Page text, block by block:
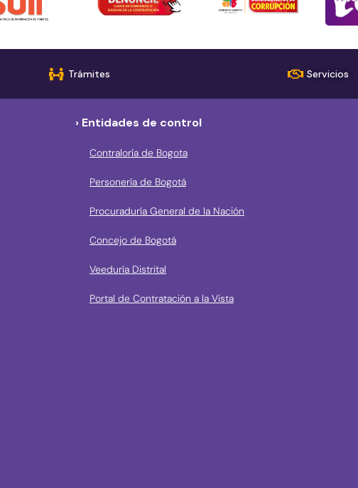
Trámites Servicios
› Entidades de control
Contraloría de Bogota
Personería de Bogotá
Procuraduría General de la Nación
Concejo de Bogotá
Veeduría Distrital
Portal de Contratación a la Vista